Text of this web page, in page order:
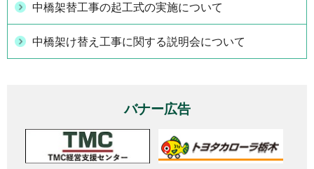
中橋架替工事の起工式の実施について
中橋架け替え工事に関する説明会について
バナー広告